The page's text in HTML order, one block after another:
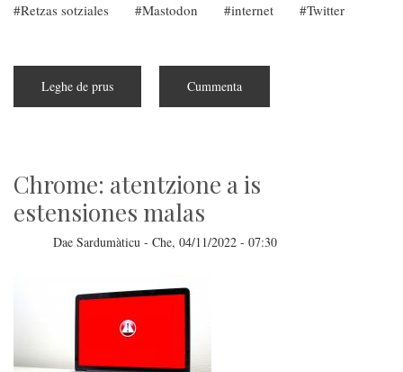
Retzas sotziales Mastodon internet Twitter
Leghe de prus
sa
Cummenta
Chrome: atentzione a is
estensiones malas
Dae Sardumàticu - Che, 04/11/2022 - 07:30